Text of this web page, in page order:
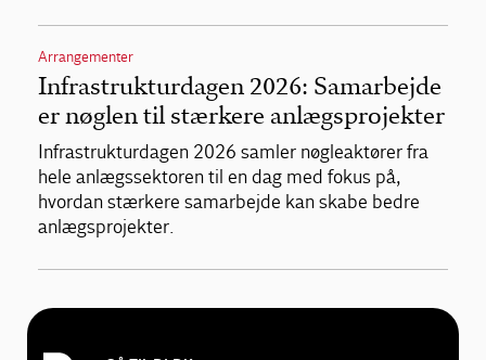
Arrangementer
Infrastrukturdagen 2026: Samarbejde
er nøglen til stærkere anlægsprojekter
Infrastrukturdagen 2026 samler nøgleaktører fra
hele anlægssektoren til en dag med fokus på,
hvordan stærkere samarbejde kan skabe bedre
anlægsprojekter.